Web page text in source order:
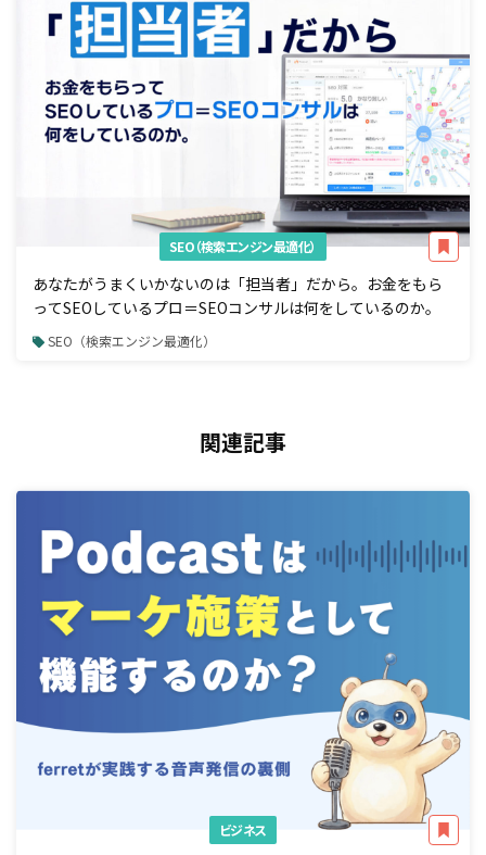
SEO（検索エンジン最適化）
あなたがうまくいかないのは「担当者」だから。お金をもら
ってSEOしているプロ＝SEOコンサルは何をしているのか。
SEO（検索エンジン最適化）
関連記事
ビジネス